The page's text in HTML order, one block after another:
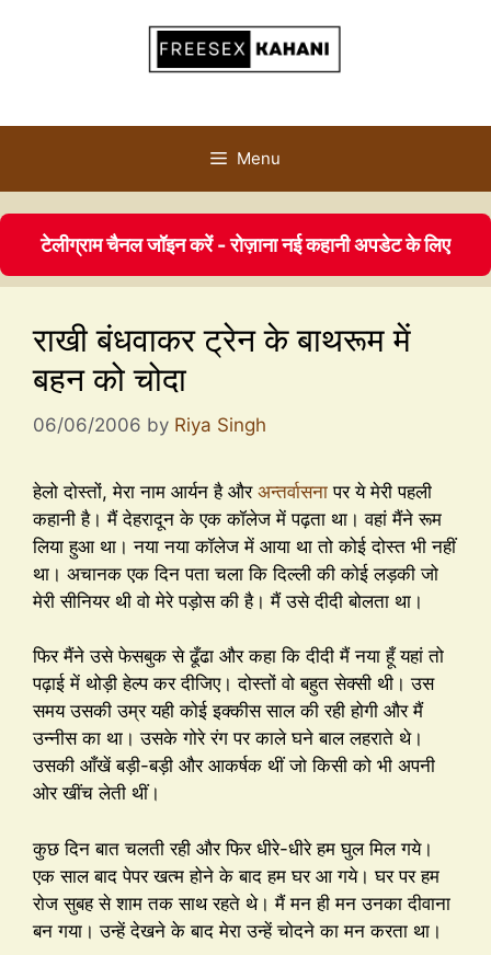
Menu
टेलीग्राम चैनल जॉइन करें - रोज़ाना नई कहानी अपडेट के लिए
राखी बंधवाकर ट्रेन के बाथरूम में
बहन को चोदा
06/06/2006 by Riya Singh
हेलो दोस्तों, मेरा नाम आर्यन है और अन्तर्वासना पर ये मेरी पहली
कहानी है। मैं देहरादून के एक कॉलेज में पढ़ता था। वहां मैंने रूम
लिया हुआ था। नया नया कॉलेज में आया था तो कोई दोस्त भी नहीं
था। अचानक एक दिन पता चला कि दिल्ली की कोई लड़की जो
मेरी सीनियर थी वो मेरे पड़ोस की है। मैं उसे दीदी बोलता था।
फिर मैंने उसे फेसबुक से ढूँढा और कहा कि दीदी मैं नया हूँ यहां तो
पढ़ाई में थोड़ी हेल्प कर दीजिए। दोस्तों वो बहुत सेक्सी थी। उस
समय उसकी उम्र यही कोई इक्कीस साल की रही होगी और मैं
उन्नीस का था। उसके गोरे रंग पर काले घने बाल लहराते थे।
उसकी आँखें बड़ी-बड़ी और आकर्षक थीं जो किसी को भी अपनी
ओर खींच लेती थीं।
कुछ दिन बात चलती रही और फिर धीरे-धीरे हम घुल मिल गये।
एक साल बाद पेपर खत्म होने के बाद हम घर आ गये। घर पर हम
रोज सुबह से शाम तक साथ रहते थे। मैं मन ही मन उनका दीवाना
बन गया। उन्हें देखने के बाद मेरा उन्हें चोदने का मन करता था।